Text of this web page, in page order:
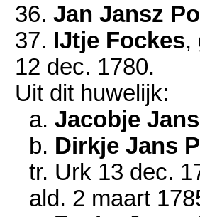
36.Jan Jansz
37. IJtje Fockes,
12 dec. 1780.
Uit dit huwelijk:
a.Jacobje
b. Dirkje Jans
tr. Urk 13 dec.
ald. 2 maart